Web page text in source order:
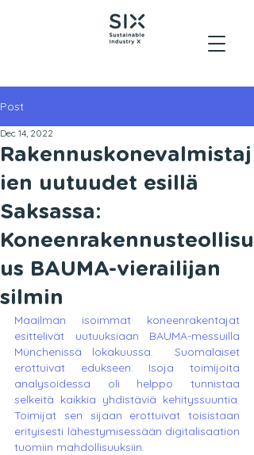
Post
Rakennuskonevalmistaj
ien uutuudet esillä
Saksassa:
Koneenrakennusteollisu
us BAUMA-vierailijan
silmin
Dec 14, 2022
Maailman isoimmat koneenrakentajat
esittelivät uutuuksiaan BAUMA-messuilla
Münchenissä lokakuussa.  Suomalaiset
erottuivat edukseen. Isoja toimijoita
analysoidessa oli helppo tunnistaa
selkeitä kaikkia yhdistäviä kehityssuuntia.
Toimijat sen sijaan erottuivat toisistaan
erityisesti lähestymisessään digitalisaation
tuomiin mahdollisuuksiin.